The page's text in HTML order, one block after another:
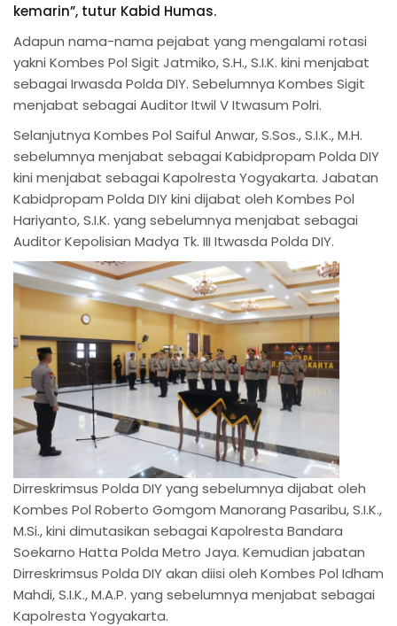
kemarin”, tutur Kabid Humas.
Adapun nama-nama pejabat yang mengalami rotasi
yakni Kombes Pol Sigit Jatmiko, S.H., S.I.K. kini menjabat
sebagai Irwasda Polda DIY. Sebelumnya Kombes Sigit
menjabat sebagai Auditor Itwil V Itwasum Polri.
Selanjutnya Kombes Pol Saiful Anwar, S.Sos., S.I.K., M.H.
sebelumnya menjabat sebagai Kabidpropam Polda DIY
kini menjabat sebagai Kapolresta Yogyakarta. Jabatan
Kabidpropam Polda DIY kini dijabat oleh Kombes Pol
Hariyanto, S.I.K. yang sebelumnya menjabat sebagai
Auditor Kepolisian Madya Tk. III Itwasda Polda DIY.
Dirreskrimsus Polda DIY yang sebelumnya dijabat oleh
Kombes Pol Roberto Gomgom Manorang Pasaribu, S.I.K.,
M.Si., kini dimutasikan sebagai Kapolresta Bandara
Soekarno Hatta Polda Metro Jaya. Kemudian jabatan
Dirreskrimsus Polda DIY akan diisi oleh Kombes Pol Idham
Mahdi, S.I.K., M.A.P. yang sebelumnya menjabat sebagai
Kapolresta Yogyakarta.